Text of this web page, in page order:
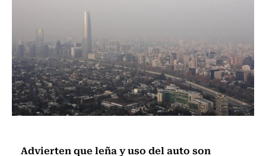
Advierten que leña y uso del auto son